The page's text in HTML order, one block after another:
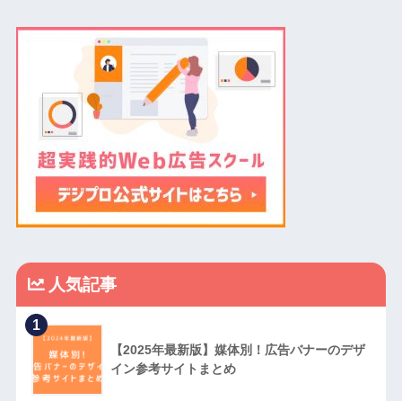
人気記事
1
【2025年最新版】媒体別！広告バナーのデザ
イン参考サイトまとめ